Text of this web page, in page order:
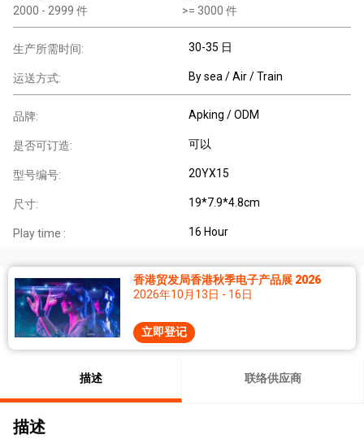
2000 - 2999 件 >= 3000 件
生产所需时间: 30-35 日
运送方式: By sea / Air / Train
品牌: Apking / ODM
是否可订造: 可以
型号编号: 20YX15
尺寸: 19*7.9*4.8cm
Play time : 16 Hour
香港贸发局香港秋季电子产品展 2026
2026年10月13日 - 16日
立即登记
描述 联络供应商
描述